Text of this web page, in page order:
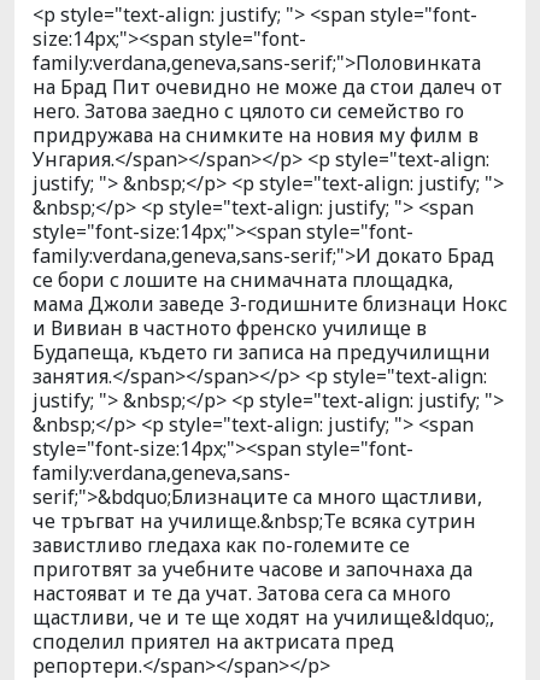
<p style="text-align: justify; "> <span style="font-
size:14px;"><span style="font-
family:verdana,geneva,sans-serif;">Половинката
на Брад Пит очевидно не може да стои далеч от
него. Затова заедно с цялото си семейство го
придружава на снимките на новия му филм в
Унгария.</span></span></p> <p style="text-align:
justify; "> &nbsp;</p> <p style="text-align: justify; ">
&nbsp;</p> <p style="text-align: justify; "> <span
style="font-size:14px;"><span style="font-
family:verdana,geneva,sans-serif;">И докато Брад
се бори с лошите на снимачната площадка,
мама Джоли заведе 3-годишните близнаци Нокс
и Вивиан в частното френско училище в
Будапеща, където ги записа на предучилищни
занятия.</span></span></p> <p style="text-align:
justify; "> &nbsp;</p> <p style="text-align: justify; ">
&nbsp;</p> <p style="text-align: justify; "> <span
style="font-size:14px;"><span style="font-
family:verdana,geneva,sans-
serif;">&bdquo;Близнаците са много щастливи,
че тръгват на училище.&nbsp;Те всяка сутрин
завистливо гледаха как по-големите се
приготвят за учебните часове и започнаха да
настояват и те да учат. Затова сега са много
щастливи, че и те ще ходят на училище&ldquo;,
споделил приятел на актрисата пред
репортери.</span></span></p>